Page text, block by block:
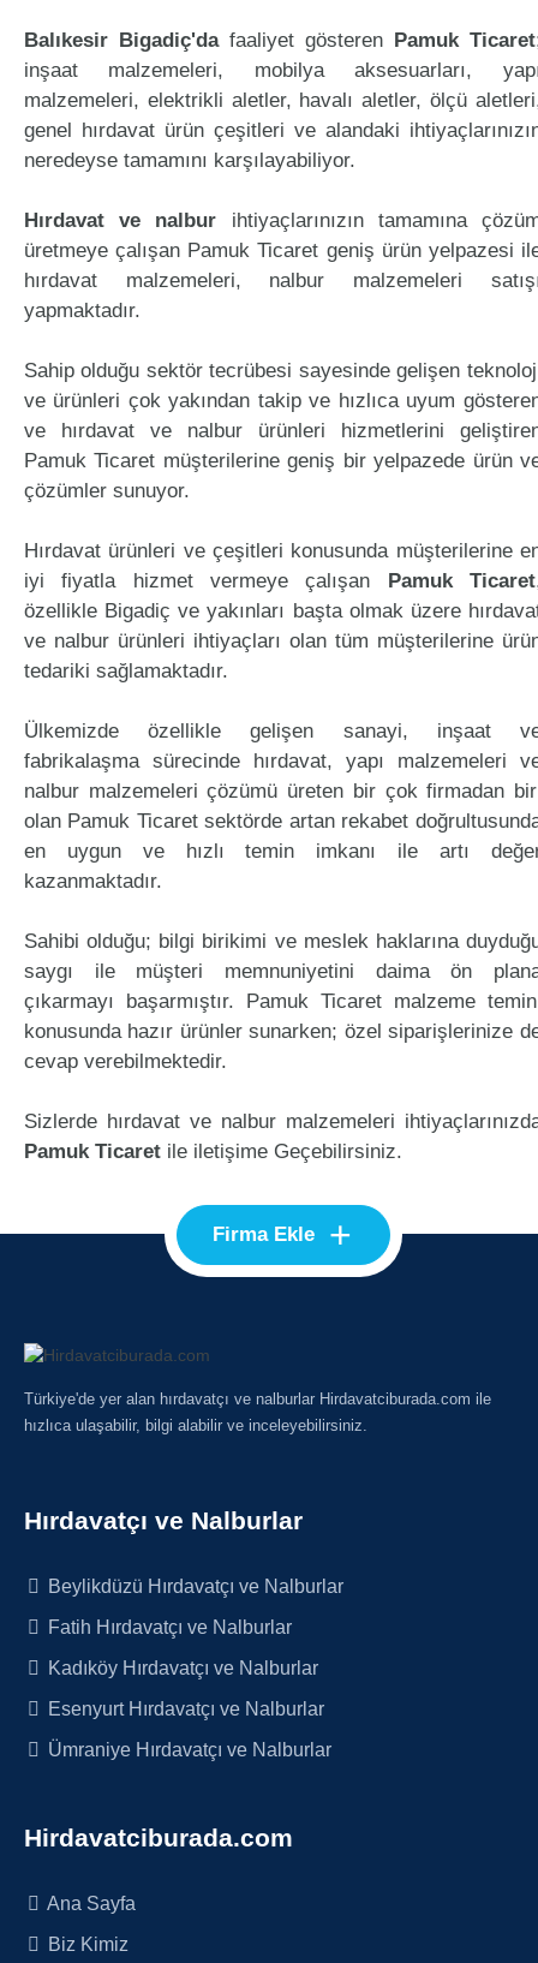
Balıkesir Bigadiç'dafaaliyet gösteren Pamuk Ticaret
inşaat malzemeleri, mobilya aksesuarları,
malzemeleri, elektrikli aletler, havalı aletler, ölçü
genel hırdavat ürün çeşitleri ve alandaki
neredeyse tamamını karşılayabiliyor.
Hırdavat ve nalbur ihtiyaçlarınızın tamamına
üretmeye çalışan Pamuk Ticaret geniş ürün yelpazesi
hırdavat malzemeleri, nalbur malzemeleri
yapmaktadır.
Sahip olduğu sektör tecrübesi sayesinde gelişen
ve ürünleri çok yakından takip ve hızlıca uyum
ve hırdavat ve nalbur ürünleri hizmetlerini
Pamuk Ticaret müşterilerine geniş bir yelpazede ürün
çözümler sunuyor.
Hırdavat ürünleri ve çeşitleri konusunda müşterilerine
iyi fiyatla hizmet vermeye çalışan Pamuk Ticaret
özellikle Bigadiç ve yakınları başta olmak üzere
ve nalbur ürünleri ihtiyaçları olan tüm müşterilerine
tedariki sağlamaktadır.
Ülkemizde özellikle gelişen sanayi, inşaat
fabrikalaşma sürecinde hırdavat, yapı malzemeleri
nalbur malzemeleri çözümü üreten bir çok firmadan
olan Pamuk Ticaret sektörde artan rekabet
en uygun ve hızlı temin imkanı ile artı
kazanmaktadır.
Sahibi olduğu; bilgi birikimi ve meslek haklarına
saygı ile müşteri memnuniyetini daima ön
çıkarmayı başarmıştır. Pamuk Ticaret malzeme
konusunda hazır ürünler sunarken; özel siparişlerinize
cevap verebilmektedir.
Sizlerde hırdavat ve nalbur malzemeleri
Pamuk Ticaret ile iletişime Geçebilirsiniz.
Firma Ekle +
Türkiye'de yer alan hırdavatçı ve nalburlar Hirdavatciburada.com ile
hızlıca ulaşabilir, bilgi alabilir ve inceleyebilirsiniz.
Hırdavatçı ve Nalburlar
Beylikdüzü Hırdavatçı ve Nalburlar
Fatih Hırdavatçı ve Nalburlar
Kadıköy Hırdavatçı ve Nalburlar
Esenyurt Hırdavatçı ve Nalburlar
Ümraniye Hırdavatçı ve Nalburlar
Hirdavatciburada.com
Ana Sayfa
Biz Kimiz